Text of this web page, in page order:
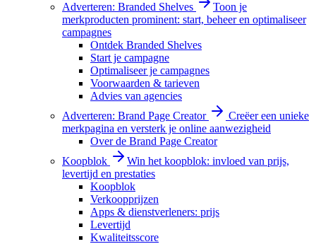
Adverteren: Branded Shelves
Toon je
merkproducten prominent: start, beheer en optimaliseer
campagnes
Ontdek Branded Shelves
Start je campagne
Optimaliseer je campagnes
Voorwaarden & tarieven
Advies van agencies
Adverteren: Brand Page Creator
Creëer een unieke
merkpagina en versterk je online aanwezigheid
Over de Brand Page Creator
Koopblok
Win het koopblok: invloed van prijs,
levertijd en prestaties
Koopblok
Verkoopprijzen
Apps & dienstverleners: prijs
Levertijd
Kwaliteitsscore